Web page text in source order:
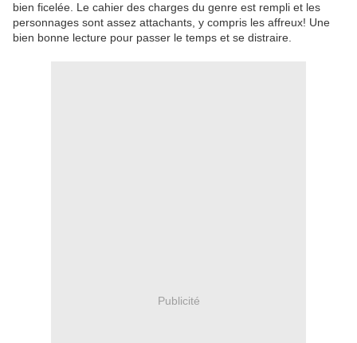
bien ficelée. Le cahier des charges du genre est rempli et les
personnages sont assez attachants, y compris les affreux! Une
bien bonne lecture pour passer le temps et se distraire.
Publicité